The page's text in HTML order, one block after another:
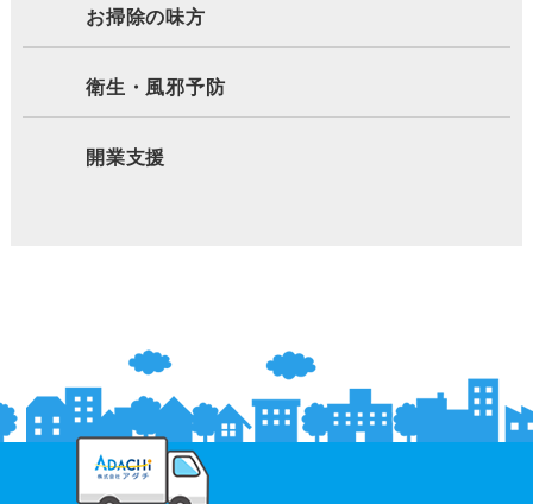
お掃除の味方
衛生・風邪予防
開業支援